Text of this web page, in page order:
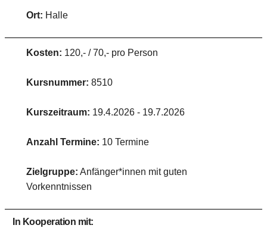
Ort: Halle
Kosten: 120,- / 70,- pro Person
Kursnummer: 8510
Kurszeitraum: 19.4.2026 - 19.7.2026
Anzahl Termine: 10 Termine
Zielgruppe: Anfänger*innen mit guten
Vorkenntnissen
In Kooperation mit: